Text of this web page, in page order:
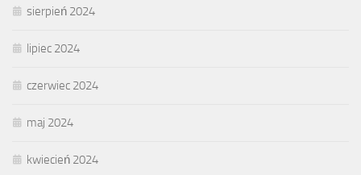
sierpień 2024
lipiec 2024
czerwiec 2024
maj 2024
kwiecień 2024